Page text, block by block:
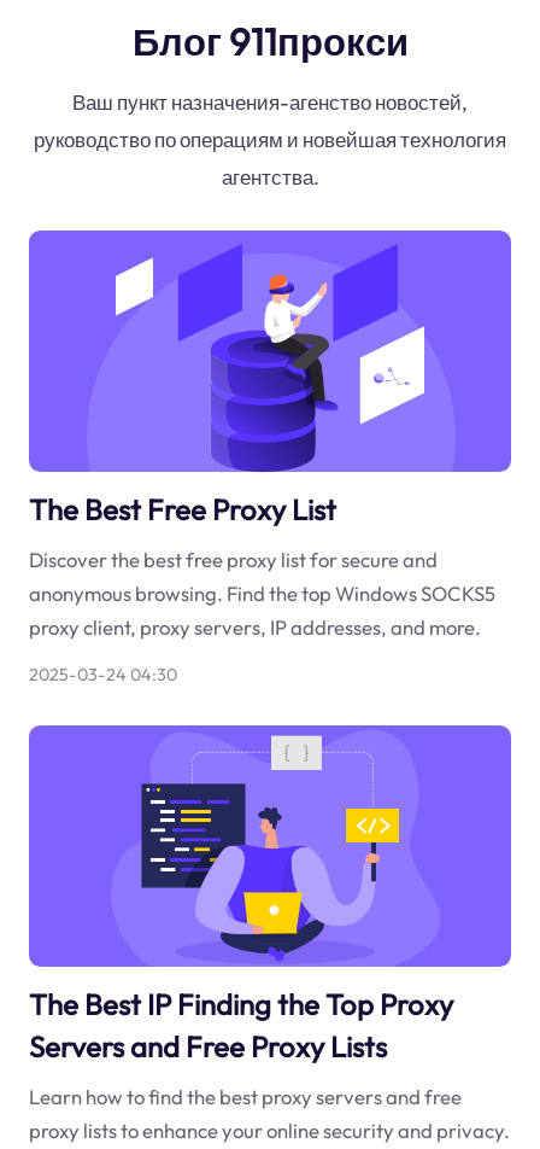
Блог 911прокси
Ваш пункт назначения-агенство новостей,
руководство по операциям и новейшая технология
агентства.
The Best Free Proxy List
Discover the best free proxy list for secure and
anonymous browsing. Find the top Windows SOCKS5
proxy client, proxy servers, IP addresses, and more.
2025-03-24 04:30
The Best IP Finding the Top Proxy
Servers and Free Proxy Lists
Learn how to find the best proxy servers and free
proxy lists to enhance your online security and privacy.